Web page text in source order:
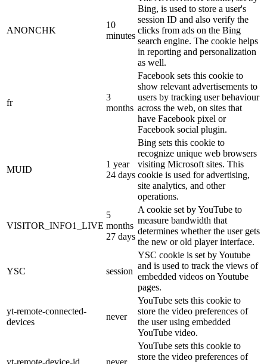
ANONCHK
10
minutes
Bing, is used to store a user's
session ID and also verify the
clicks from ads on the Bing
search engine. The cookie helps
in reporting and personalization
as well.
fr
3
months
Facebook sets this cookie to
show relevant advertisements to
users by tracking user behaviour
across the web, on sites that
have Facebook pixel or
Facebook social plugin.
MUID
1 year
24 days
Bing sets this cookie to
recognize unique web browsers
visiting Microsoft sites. This
cookie is used for advertising,
site analytics, and other
operations.
VISITOR_INFO1_LIVE
5
months
27 days
A cookie set by YouTube to
measure bandwidth that
determines whether the user gets
the new or old player interface.
YSC session
YSC cookie is set by Youtube
and is used to track the views of
embedded videos on Youtube
pages.
yt-remote-connected-
devices
never
YouTube sets this cookie to
store the video preferences of
the user using embedded
YouTube video.
yt-remote-device-id never
YouTube sets this cookie to
store the video preferences of